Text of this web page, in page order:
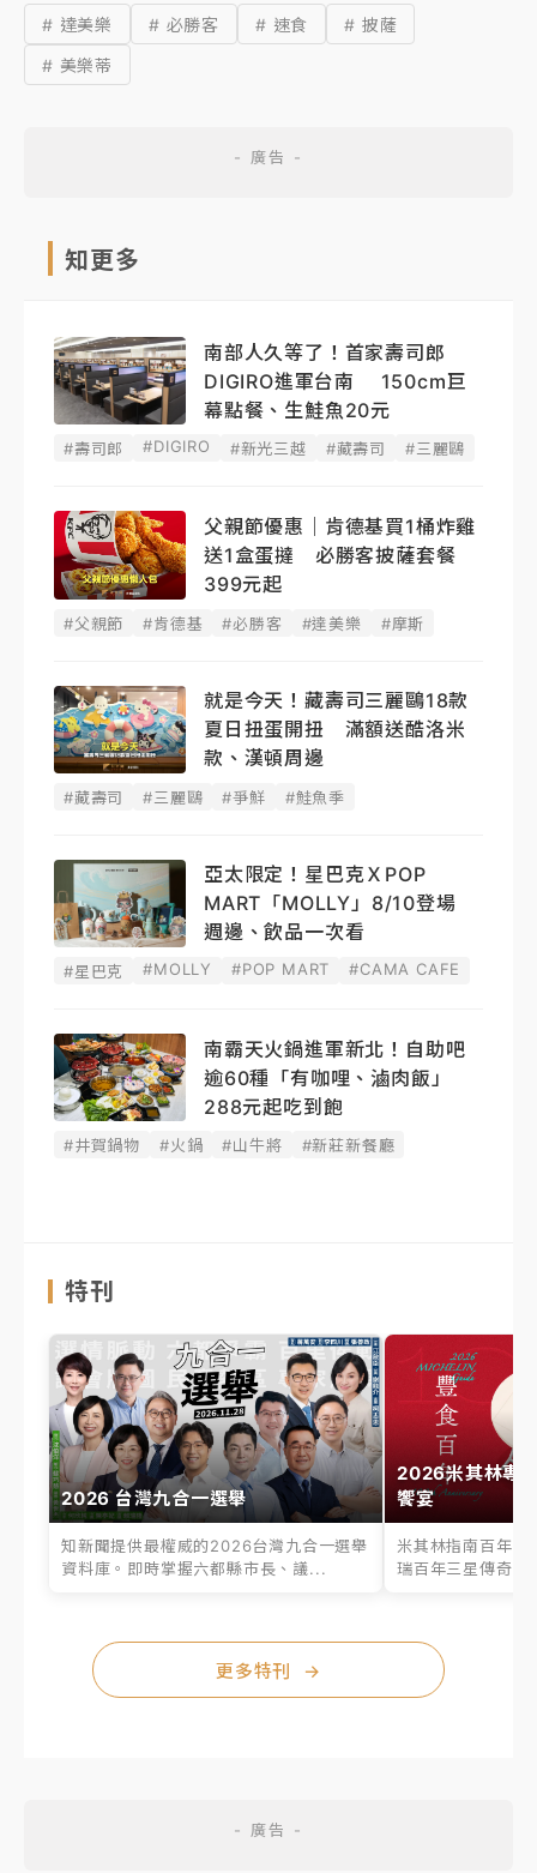
# 達美樂 # 必勝客 # 速食
# 披薩
# 美樂蒂
知更多
南部人久等了！首家壽司郎
DIGIRO進軍台南 150cm巨
幕點餐、生鮭魚20元
#壽司郎 #DIGIRO #新光三越 #藏壽司 #三麗鷗
父親節優惠｜肯德基買1桶炸雞
送1盒蛋撻 必勝客披薩套餐
399元起
#父親節 #肯德基 #必勝客 #達美樂 #摩斯
就是今天！藏壽司三麗鷗18款
夏日扭蛋開扭 滿額送酷洛米
款、漢頓周邊
#藏壽司 #三麗鷗 #爭鮮 #鮭魚季
亞太限定！星巴克ＸPOP
MART「MOLLY」8/10登場
週邊、飲品一次看
#星巴克 #MOLLY #POP MART #CAMA CAFE
南霸天火鍋進軍新北！自助吧
逾60種「有咖哩、滷肉飯」
288元起吃到飽
#井賀鍋物 #火鍋 #山牛將 #新莊新餐廳
特刊
2026 台灣九合一選舉
知新聞提供最權威的2026台灣九合一選舉
資料庫。即時掌握六都縣市長、議...
2026米其林專
饗宴
米其林指南百年之
瑞百年三星傳奇、
更多特刊 →